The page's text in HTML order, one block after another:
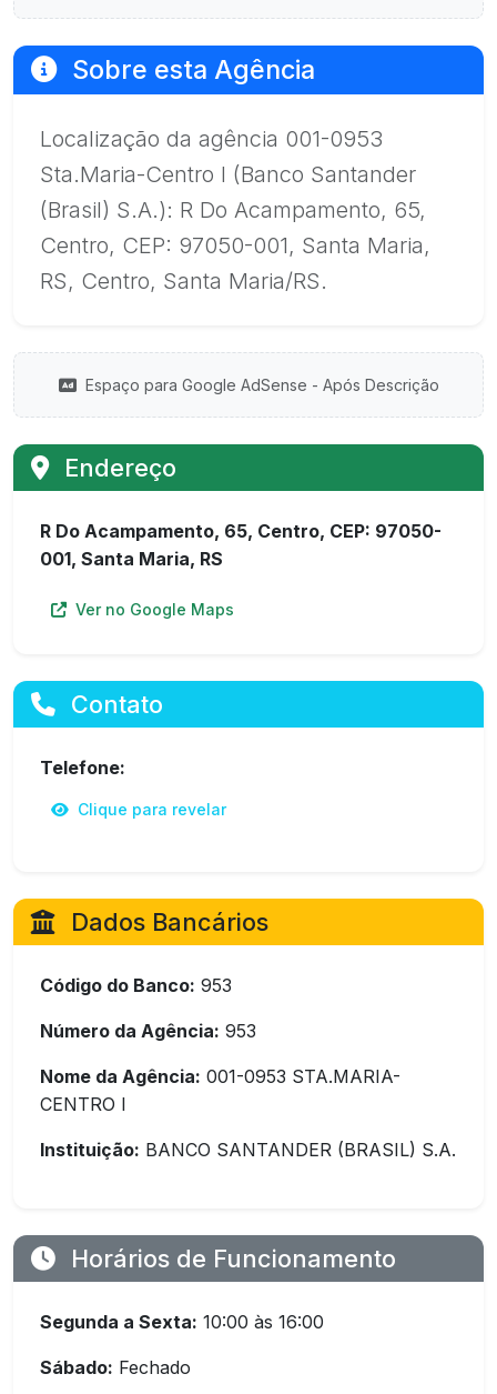
Sobre esta Agência
Localização da agência 001-0953
Sta.Maria-Centro I (Banco Santander
(Brasil) S.A.): R Do Acampamento, 65,
Centro, CEP: 97050-001, Santa Maria,
RS, Centro, Santa Maria/RS.
Espaço para Google AdSense - Após Descrição
Endereço
R Do Acampamento, 65, Centro, CEP: 97050-
001, Santa Maria, RS
Ver no Google Maps
Contato
Telefone:
Clique para revelar
Dados Bancários
Código do Banco: 953
Número da Agência: 953
Nome da Agência: 001-0953 STA.MARIA-
CENTRO I
Instituição: BANCO SANTANDER (BRASIL) S.A.
Horários de Funcionamento
Segunda a Sexta: 10:00 às 16:00
Sábado: Fechado